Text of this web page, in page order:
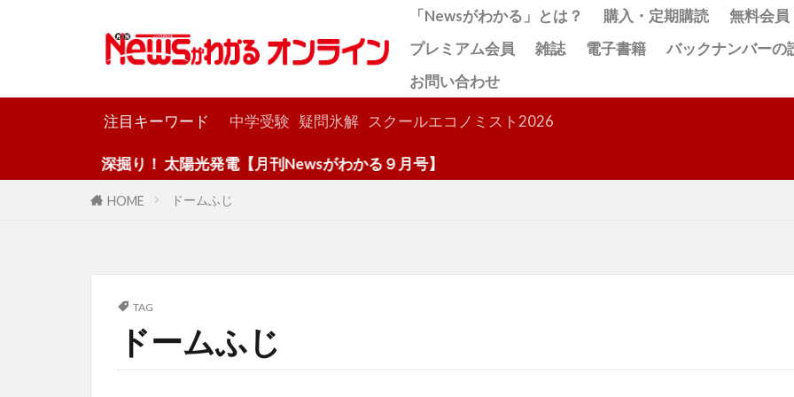
「Newsがわかる」とは？ 購入・定期購読
無料会員
プレミアム会員
雑誌 電子書籍
バックナンバーの
お問い合わせ
注目キーワード 中学受験 疑問氷解 スクールエコノミスト2026
深掘り！ 太陽光発電【月刊Newsがわかる９月号】
HOME ドームふじ
TAG
ドームふじ
検索